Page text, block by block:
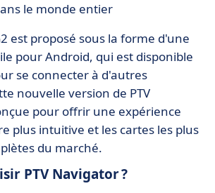
le monde entier
est proposé sous la forme d'une
pour Android, qui est disponible
se connecter à d'autres
nouvelle version de PTV
pour offrir une expérience
plus intuitive et les cartes les plus
du marché.
PTV Navigator ?